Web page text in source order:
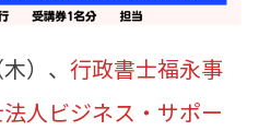
）、 行政書士福永事
人ビジネス・サポー